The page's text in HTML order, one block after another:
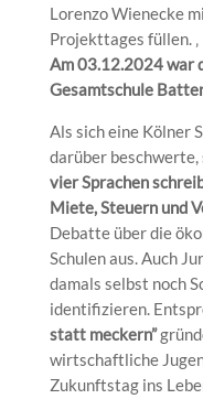
Lorenzo Wienecke
Projekttages füllen. ‚
Am 03.12.2024 war
Gesamtschule
Als sich eine Kölner
darüber beschwerte,
vier Sprachen
Miete, Steuern und
Debatte über die
Schulen aus. Auch
damals selbst noch
identifizieren.
statt meckern”
wirtschaftliche
Zukunftstag ins